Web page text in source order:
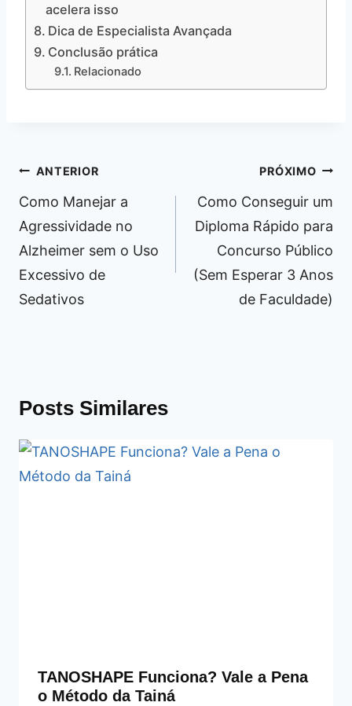
acelera isso
Dica de Especialista Avançada
Conclusão prática
Relacionado
Navegação
de
Post
ANTERIOR
Como Manejar a
Agressividade no
Alzheimer sem o Uso
Excessivo de
Sedativos
PRÓXIMO
Como Conseguir um
Diploma Rápido para
Concurso Público
(Sem Esperar 3 Anos
de Faculdade)
Posts Similares
TANOSHAPE Funciona? Vale a Pena
o Método da Tainá